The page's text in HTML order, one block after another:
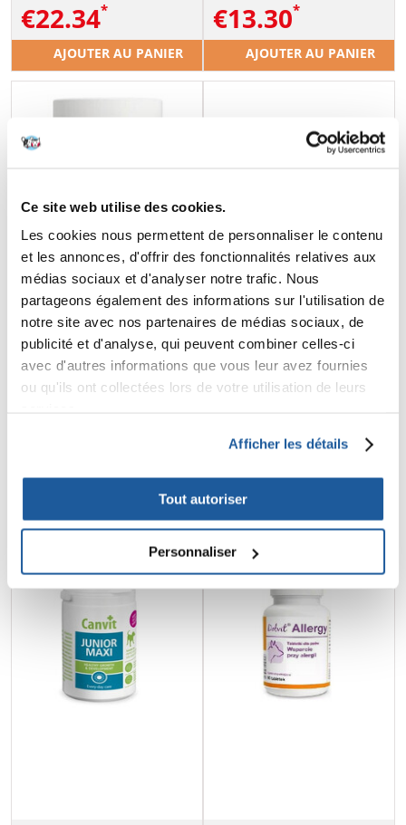
Ce site web utilise des cookies.
Les cookies nous permettent de personnaliser le contenu
et les annonces, d'offrir des fonctionnalités relatives aux
médias sociaux et d'analyser notre trafic. Nous
partageons également des informations sur l'utilisation de
notre site avec nos partenaires de médias sociaux, de
publicité et d'analyse, qui peuvent combiner celles-ci
avec d'autres informations que vous leur avez fournies
ou qu'ils ont collectées lors de votre utilisation de leurs
Afficher les détails
Tout autoriser
Personnaliser
€22.34
AJOUTER AU PANIER
€13.30
AJOUTER AU PANIER
DOLFOS Dolvit - probiotiques
et prébiotiques - 60
€8.80
AJOUTER AU PANIER
DOLFOS ImmunoDol -
€13.47
AJOUTER AU PANIER